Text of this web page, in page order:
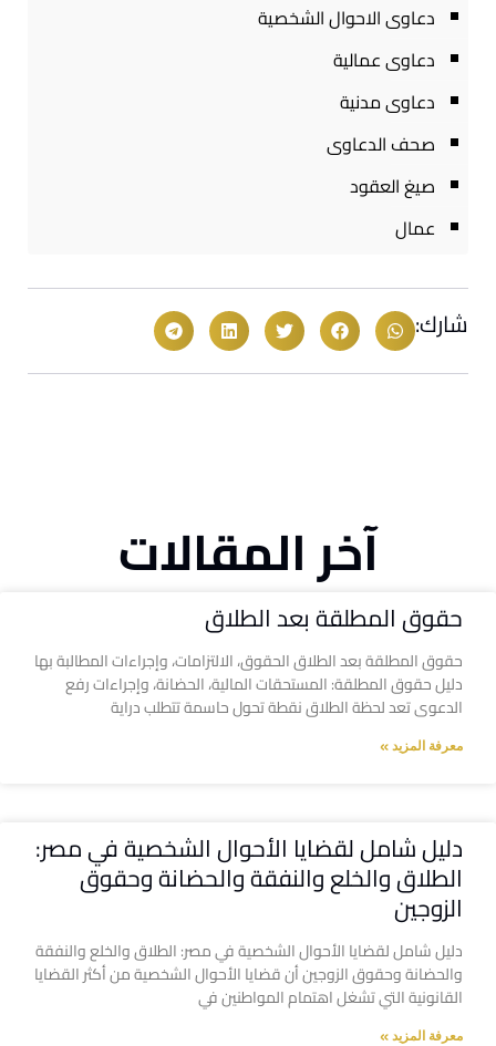
دعاوى الاحوال الشخصية
دعاوى عمالية
دعاوى مدنية
صحف الدعاوى
صيغ العقود
عمال
شارك:
آخر المقالات
حقوق المطلقة بعد الطلاق
حقوق المطلقة بعد الطلاق الحقوق، الالتزامات، وإجراءات المطالبة بها
دليل حقوق المطلقة: المستحقات المالية، الحضانة، وإجراءات رفع
الدعوى تعد لحظة الطلاق نقطة تحول حاسمة تتطلب دراية
معرفة المزيد »
دليل شامل لقضايا الأحوال الشخصية في مصر:
الطلاق والخلع والنفقة والحضانة وحقوق
الزوجين
دليل شامل لقضايا الأحوال الشخصية في مصر: الطلاق والخلع والنفقة
والحضانة وحقوق الزوجين أن قضايا الأحوال الشخصية من أكثر القضايا
القانونية التي تشغل اهتمام المواطنين في
معرفة المزيد »